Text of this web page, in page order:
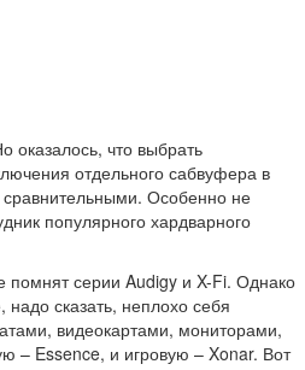
оказалось, что выбрать
отдельного сабвуфера в
Особенно не
популярного хардварного
помнят серии Audigy и X-Fi. Однако
сказать, неплохо себя
видеокартами, мониторами,
– Essence, и игровую – Xonar. Вот